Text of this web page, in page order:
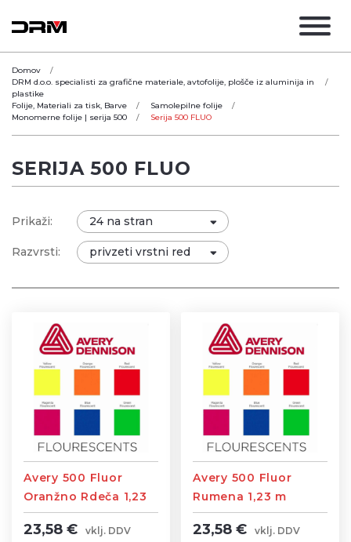
Domov
DRM d.o.o. specialisti za grafične materiale, avtofolije, plošče iz aluminija in
plastike
Folije, Materiali za tisk, Barve
Samolepilne folije
Monomerne folije | serija 500
Serija 500 FLUO
SERIJA 500 FLUO
Prikaži:
Razvrsti:
Avery 500 Fluor
Oranžno Rdeča 1,23
m
23,58 € vklj. DDV
Avery 500 Fluor
Rumena 1,23 m
23,58 € vklj. DDV